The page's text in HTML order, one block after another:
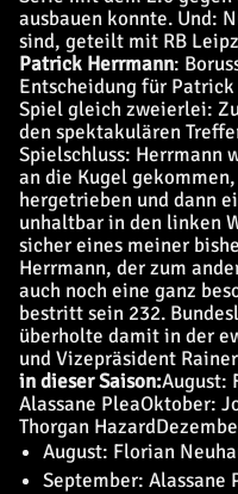
ausbauen konnte. Und:
sind, geteilt mit RB
Patrick Herrmann:
Entscheidung für
Spiel gleich zweierlei:
den spektakulären
Spielschluss:
an die Kugel
hergetrieben und dann
unhaltbar in den linken
sicher eines meiner
Herrmann, der zum
auch noch eine ganz
bestritt sein 232.
überholte damit in der
und Vizepräsident
in dieser Saison:August:
Alassane PleaOktober:
Thorgan Hazard
August: Florian
September: Alassane